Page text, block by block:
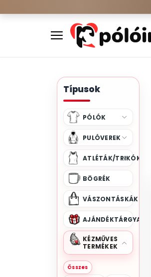
Típusok
PÓLÓK
PULÓVEREK
ATLÉTÁK/TRIKÓK
BÖGRÉK
VÁSZONTÁSKÁK
AJÁNDÉKTÁRGYAK
KÉZMŰVES
TERMÉKEK
Összes